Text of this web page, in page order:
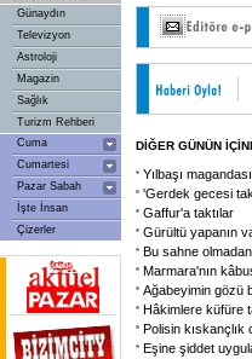
Günaydın
Televizyon
Astroloji
Magazin
Sağlık
Turizm Rehberi
Cuma
Cumartesi
Pazar Sabah
İşte İnsan
Çizerler
DİĞER GÜNÜN
Yılbaşı
'Gerdek gecesi
Gaffur'a taktılar
Gürültü yapanın
Bu sahne
Marmara'nın
Ağabeyimin gözü
Hâkimlere küfüre
Polisin kıskançlık
Eşine şiddet